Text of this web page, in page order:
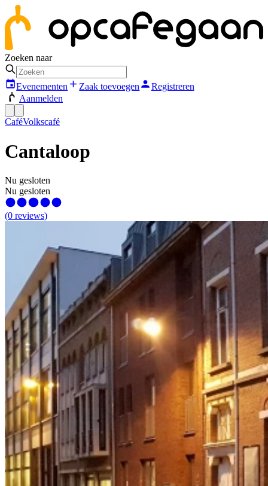
Zoeken naar
Evenementen Zaak toevoegen
Registreren
Aanmelden
CaféVolkscafé
Cantaloop
Nu gesloten
Nu gesloten
(0 reviews)